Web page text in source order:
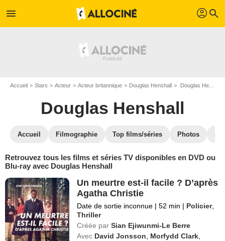
menu profil search
Accueil Stars Acteur Acteur britannique Douglas Henshall Douglas Henshall : ses Blu-Ray, DVD, VOD, SVOD
Douglas Henshall
Accueil Filmographie Top films/séries Photos
Retrouvez tous les films et séries TV disponibles en DVD ou
Blu-ray avec Douglas Henshall
Un meurtre est-il facile ? D’après
Agatha Christie
Date de sortie inconnue | 52 min | Policier,
Thriller
Créée par Sian Ejiwunmi-Le Berre
Avec David Jonsson Morfydd Clark